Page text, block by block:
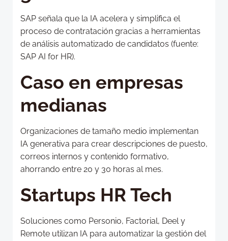
SAP señala que la IA acelera y simplifica el
proceso de contratación gracias a herramientas
de análisis automatizado de candidatos (fuente:
SAP AI for HR).
Caso en empresas
medianas
Organizaciones de tamaño medio implementan
IA generativa para crear descripciones de puesto,
correos internos y contenido formativo,
ahorrando entre 20 y 30 horas al mes.
Startups HR Tech
Soluciones como Personio, Factorial, Deel y
Remote utilizan IA para automatizar la gestión del